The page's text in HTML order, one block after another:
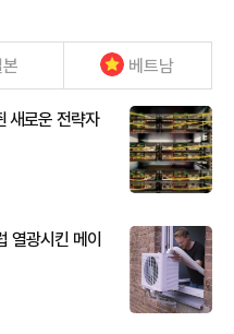
베트남
새로운 전략자
열광시킨 메이